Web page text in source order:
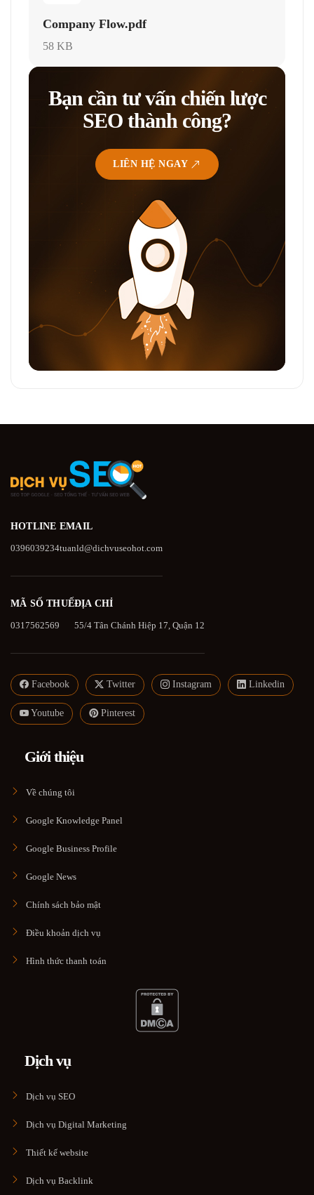
Company Flow.pdf
58 KB
Bạn cần tư vấn chiến lược
SEO thành công?
LIÊN HỆ NGAY
HOTLINE
0396039234
EMAIL
tuanld@dichvuseohot.com
MÃ SỐ THUẾ
0317562569
ĐỊA CHỈ
55/4 Tân Chánh Hiệp 17, Quận 12
Facebook Twitter Instagram Linkedin
Youtube Pinterest
Giới thiệu
Về chúng tôi
Google Knowledge Panel
Google Business Profile
Google News
Chính sách bảo mật
Điều khoản dịch vụ
Hình thức thanh toán
Dịch vụ
Dịch vụ SEO
Dịch vụ Digital Marketing
Thiết kế website
Dịch vụ Backlink